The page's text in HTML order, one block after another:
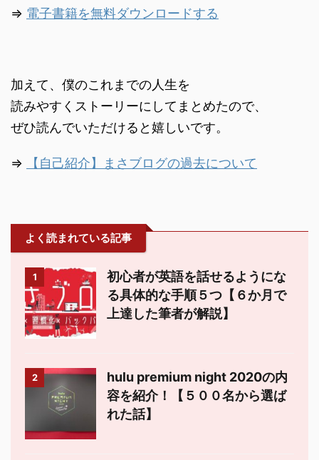
⇒ 電子書籍を無料ダウンロードする
加えて、僕のこれまでの人生を
読みやすくストーリーにしてまとめたので、
ぜひ読んでいただけると嬉しいです。
⇒ 【自己紹介】まさブログの過去について
よく読まれている記事
1
初心者が英語を話せるようにな
る具体的な手順５つ【６か月で
上達した筆者が解説】
2
hulu premium night 2020の内
容を紹介！【５００名から選ば
れた話】